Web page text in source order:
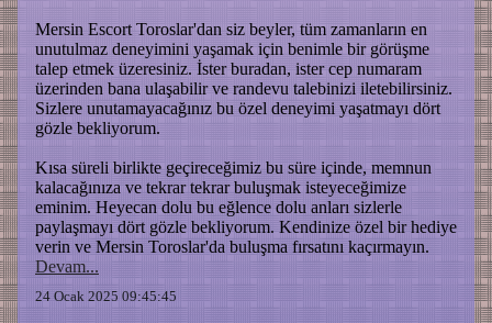
Mersin Escort Toroslar'dan siz beyler, tüm zamanların en
unutulmaz deneyimini yaşamak için benimle bir görüşme
talep etmek üzeresiniz. İster buradan, ister cep numaram
üzerinden bana ulaşabilir ve randevu talebinizi iletebilirsiniz.
Sizlere unutamayacağınız bu özel deneyimi yaşatmayı dört
gözle bekliyorum.
Kısa süreli birlikte geçireceğimiz bu süre içinde, memnun
kalacağınıza ve tekrar tekrar buluşmak isteyeceğimize
eminim. Heyecan dolu bu eğlence dolu anları sizlerle
paylaşmayı dört gözle bekliyorum. Kendinize özel bir hediye
verin ve Mersin Toroslar'da buluşma fırsatını kaçırmayın.
Devam...
24 Ocak 2025 09:45:45